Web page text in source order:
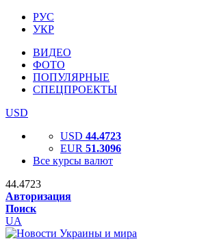
РУС
УКР
ВИДЕО
ФОТО
ПОПУЛЯРНЫЕ
СПЕЦПРОЕКТЫ
USD
USD 44.4723
EUR 51.3096
Все курсы валют
44.4723
Авторизация
Поиск
UA